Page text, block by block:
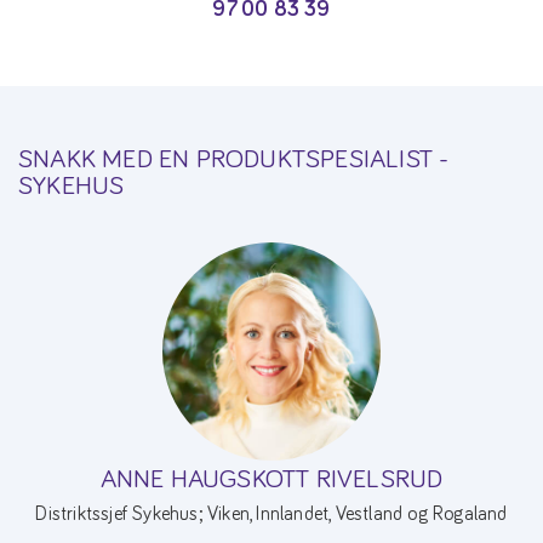
97 00 83 39
SNAKK MED EN PRODUKTSPESIALIST -
SYKEHUS
ANNE HAUGSKOTT RIVELSRUD
Distriktssjef Sykehus; Viken, Innlandet, Vestland og Rogaland